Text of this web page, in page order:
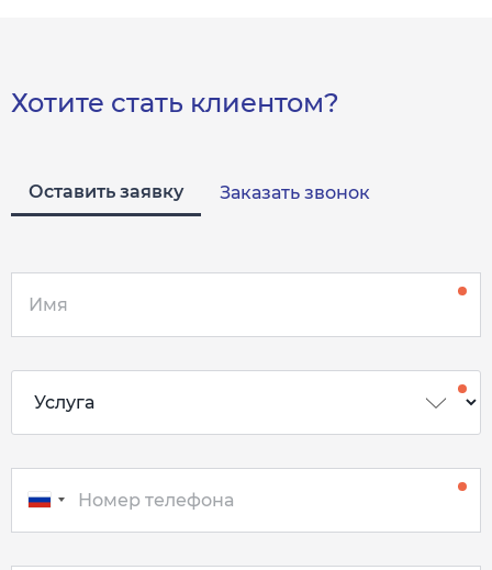
Хотите стать клиентом?
Оставить заявку Заказать звонок